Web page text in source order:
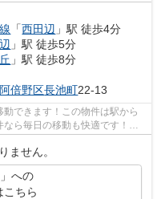
「西田辺 」駅 徒歩4分
」駅 徒歩5分
」駅 徒歩8分
倍野区長池町22-13
できます！この物件は駅から
ら毎日の移動も快適です！共
ません。
への
こちら